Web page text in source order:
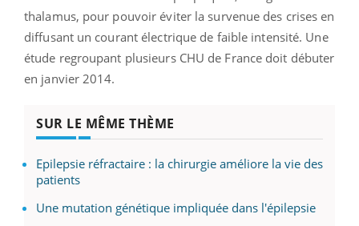
thalamus, pour pouvoir éviter la survenue des crises en
diffusant un courant électrique de faible intensité. Une
étude regroupant plusieurs CHU de France doit débuter
en janvier 2014.
SUR LE MÊME THÈME
Epilepsie réfractaire : la chirurgie améliore la vie des
patients
Une mutation génétique impliquée dans l'épilepsie